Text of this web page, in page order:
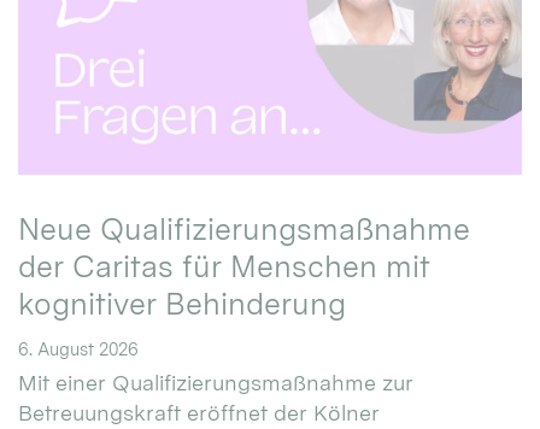
Neue Qualifizierungsmaßnahme
der Caritas für Menschen mit
kognitiver Behinderung
6. August 2026
Mit einer Qualifizierungsmaßnahme zur
Betreuungskraft eröffnet der Kölner